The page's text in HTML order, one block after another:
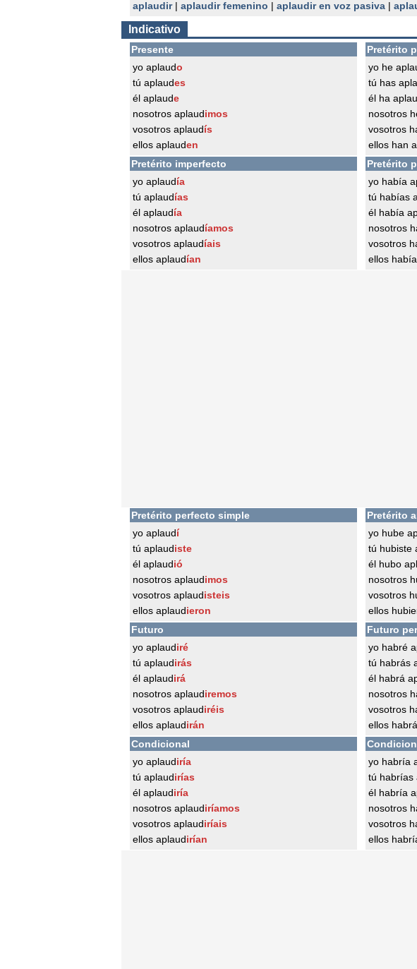
aplaudir| aplaudir femenino | aplaudir en voz pasiva |
Indicativo
Presente
yo aplaudo
tú aplaudes
él aplaude
nosotros aplaudimos
vosotros aplaudís
ellos aplauden
Pretérito
yo he
tú has
él ha
nosotros
vosotros
ellos han
Pretérito imperfecto
yo aplaudía
tú aplaudías
él aplaudía
nosotros aplaudíamos
vosotros aplaudíais
ellos aplaudían
Pretérito
yo había
tú habías
él había
nosotros
vosotros
ellos
Pretérito perfecto simple
yo aplaudí
tú aplaudiste
él aplaudió
nosotros aplaudimos
vosotros aplaudisteis
ellos aplaudieron
Pretérito
yo hube
tú hubiste
él hubo
nosotros
vosotros
ellos
Futuro
yo aplaudiré
tú aplaudirás
él aplaudirá
nosotros aplaudiremos
vosotros aplaudiréis
ellos aplaudirán
Futuro
yo habré
tú habrás
él habrá
nosotros
vosotros
ellos
Condicional
yo aplaudiría
tú aplaudirías
él aplaudiría
nosotros aplaudiríamos
vosotros aplaudiríais
ellos aplaudirían
yo habría
tú habrías
él habría
nosotros
vosotros
ellos